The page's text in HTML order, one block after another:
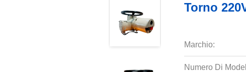
Torno
Marchio:
Numero Di